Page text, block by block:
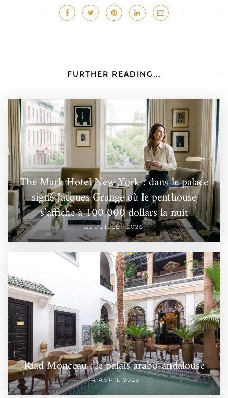
FURTHER READING...
The Mark Hotel New York : dans le palace
signé Jacques Grange où le penthouse
s’affiche à 100 000 dollars la nuit
22 JUILLET 2026
Riad Monceau : le palais arabo-andalouse
14 AVRIL 2023